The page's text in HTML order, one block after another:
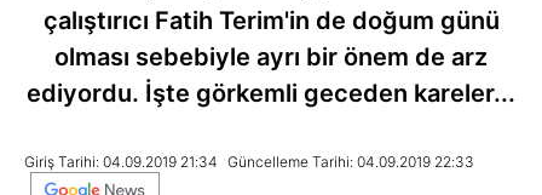
çalıştırıcı Fatih Terim'in de doğum günü
olması sebebiyle ayrı bir önem de arz
ediyordu. İşte görkemli geceden kareler...
Giriş Tarihi: 04.09.2019 21:34 Güncelleme Tarihi: 04.09.2019 22:33